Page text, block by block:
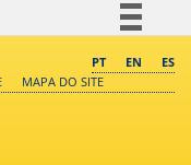
Comunica BR
PT EN
ES
MAPA DO SITE